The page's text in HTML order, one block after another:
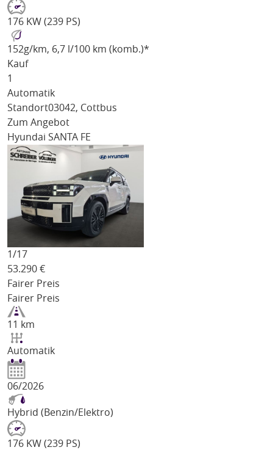
176 KW (239 PS)
152g/km, 6,7 l/100 km (komb.)*
Kauf
1
Automatik
Standort03042, Cottbus
Zum Angebot
Hyundai SANTA FE
1/17
53.290 €
Fairer Preis
Fairer Preis
11 km
Automatik
06/2026
Hybrid (Benzin/Elektro)
176 KW (239 PS)